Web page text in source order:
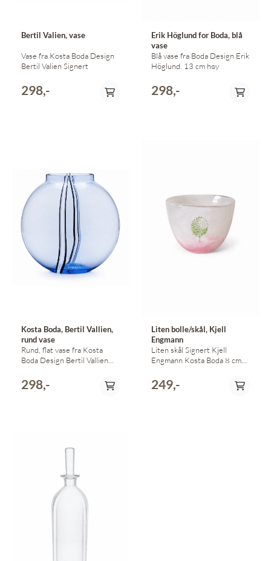
Bertil Valien, vase
Vase fra Kosta Boda Design
Bertil Valien Signert
298,-
Erik Höglund for Boda, blå
vase
Blå vase fra Boda Design Erik
Höglund. 13 cm høy
298,-
Kosta Boda, Bertil Vallien,
rund vase
Rund, flat vase fra Kosta
Boda Design Bertil Vallien
298,-
Liten bolle/skål, Kjell
Engmann
Liten skål Signert Kjell
Engmann Kosta Boda 8 cm
249,-